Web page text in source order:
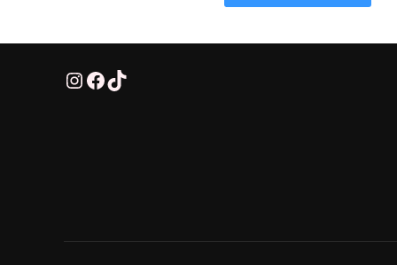
@HTTV070
HTTV-070
HTTV-070